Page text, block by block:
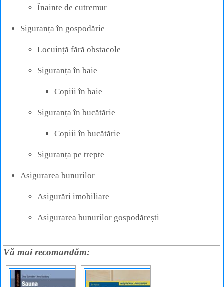
Înainte de cutremur
Siguranța în gospodărie
Locuință fără obstacole
Siguranța în baie
Copiii în baie
Siguranța în bucătărie
Copiii în bucătărie
Siguranța pe trepte
Asigurarea bunurilor
Asigurări imobiliare
Asigurarea bunurilor gospodărești
Vă mai recomandăm: